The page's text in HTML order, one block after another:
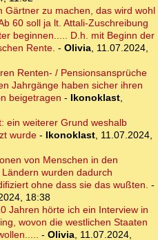
Gärtner zu machen, das wird wohl
60 soll ja lt. Attali-Zuschreibung
beginnen..... D.h. mit Beginn der
Rente. - Olivia, 11.07.2024,
Renten- / Pensionsansprüche
Jahrgänge haben sicher ihren
beigetragen - Ikonoklast,
ein weiterer Grund weshalb
wurde - Ikonoklast, 11.07.2024,
von Menschen in den
wurden dadurch
ohne dass sie das wußten. -
18:38
Jahren hörte ich ein Interview in
wovon die westlichen Staaten
- Olivia, 11.07.2024,